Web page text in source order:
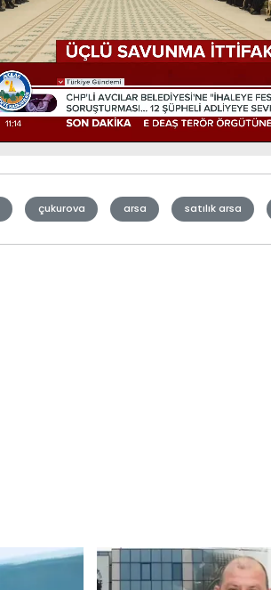
Stream
çukurova arsa satılık arsa